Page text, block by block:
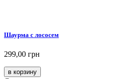
Шаурма с лососем
299,00 грн